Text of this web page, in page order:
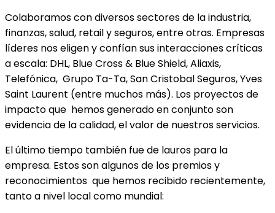
Colaboramos con diversos sectores de la industria,
finanzas, salud, retail y seguros, entre otras. Empresas
líderes nos eligen y confían sus interacciones críticas
a escala: DHL, Blue Cross & Blue Shield, Aliaxis,
Telefónica, Grupo Ta-Ta, San Cristobal Seguros, Yves
Saint Laurent (entre muchos más). Los proyectos de
impacto que hemos generado en conjunto son
evidencia de la calidad, el valor de nuestros servicios.
El último tiempo también fue de lauros para la
empresa. Estos son algunos de los premios y
reconocimientos que hemos recibido recientemente,
tanto a nivel local como mundial: